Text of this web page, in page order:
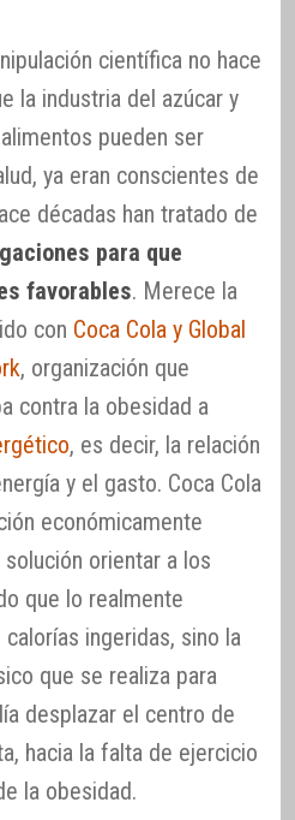
científica no hace
la industria del azúcar y
pueden ser
ya eran conscientes de
décadas han tratado de
para que
favorables. Merece la
con Coca Cola y Global
, organización que
contra la obesidad a
, es decir, la relación
y el gasto. Coca Cola
económicamente
orientar a los
que lo realmente
ingeridas, sino la
que se realiza para
desplazar el centro de
hacia la falta de ejercicio
la obesidad.